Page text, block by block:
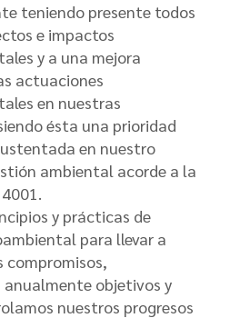
teniendo presente todos
e impactos
y a una mejora
actuaciones
en nuestras
ésta una prioridad
en nuestro
ambiental acorde a la
y prácticas de
para llevar a
compromisos,
anualmente objetivos y
nuestros progresos